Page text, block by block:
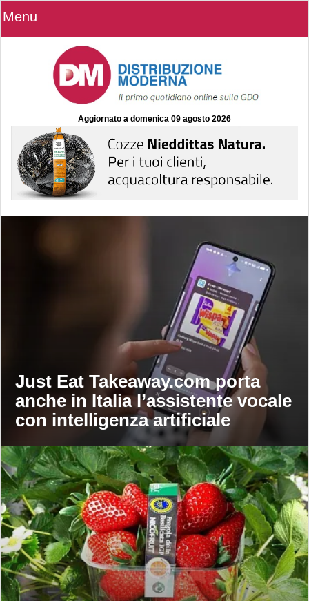
Menu
Aggiornato a domenica 09 agosto 2026
Just Eat Takeaway.com porta
anche in Italia l’assistente vocale
con intelligenza artificiale